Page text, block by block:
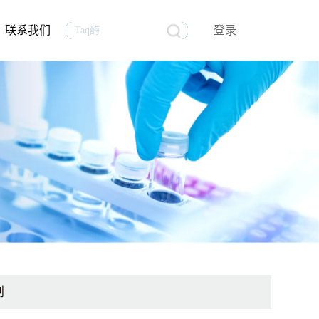
生物制品质量控制分析
mRNA原料
员工风采
联系我们 登录